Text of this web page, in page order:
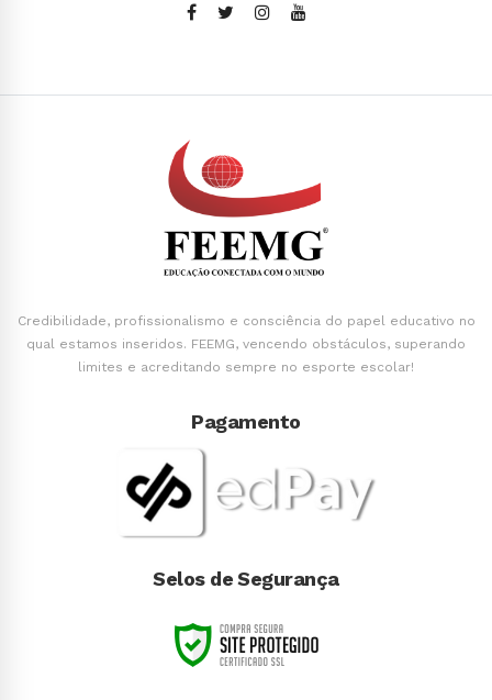
Credibilidade, profissionalismo e consciência do papel educativo no
qual estamos inseridos. FEEMG, vencendo obstáculos, superando
limites e acreditando sempre no esporte escolar!
Pagamento
Selos de Segurança